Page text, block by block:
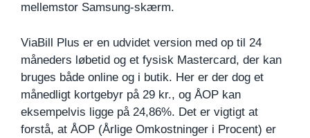
mellemstor Samsung-skærm.
ViaBill Plus er en udvidet version med op til 24
måneders løbetid og et fysisk Mastercard, der kan
bruges både online og i butik. Her er der dog et
månedligt kortgebyr på 29 kr., og ÅOP kan
eksempelvis ligge på 24,86%. Det er vigtigt at
forstå, at ÅOP (Årlige Omkostninger i Procent) er